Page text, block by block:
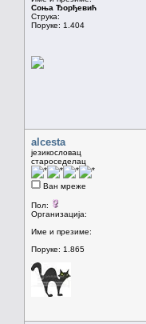
Соња Ђорђевић
Струка:
Поруке: 1.404
alcesta
језикословац
староседелац
Ван мреже
Пол:
Организација:
Име и презиме:
Поруке: 1.865